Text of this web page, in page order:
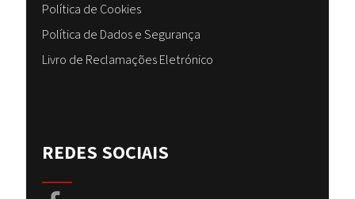
Política de Cookies
Política de Dados e Segurança
Livro de Reclamações Eletrónico
REDES SOCIAIS